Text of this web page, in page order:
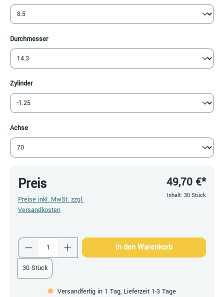
Durchmesserauswählen
Zylinderauswählen
Achseauswählen
Preis
Preise inkl. MwSt. zzgl.
Versandkosten
49,70 €*
Inhalt: 30 Stück
Produkt Anzahl: Gib den gewünschten Wert
30 Stück
In den Warenkorb
Versandfertig in 1 Tag, Lieferzeit 1-3 Tage